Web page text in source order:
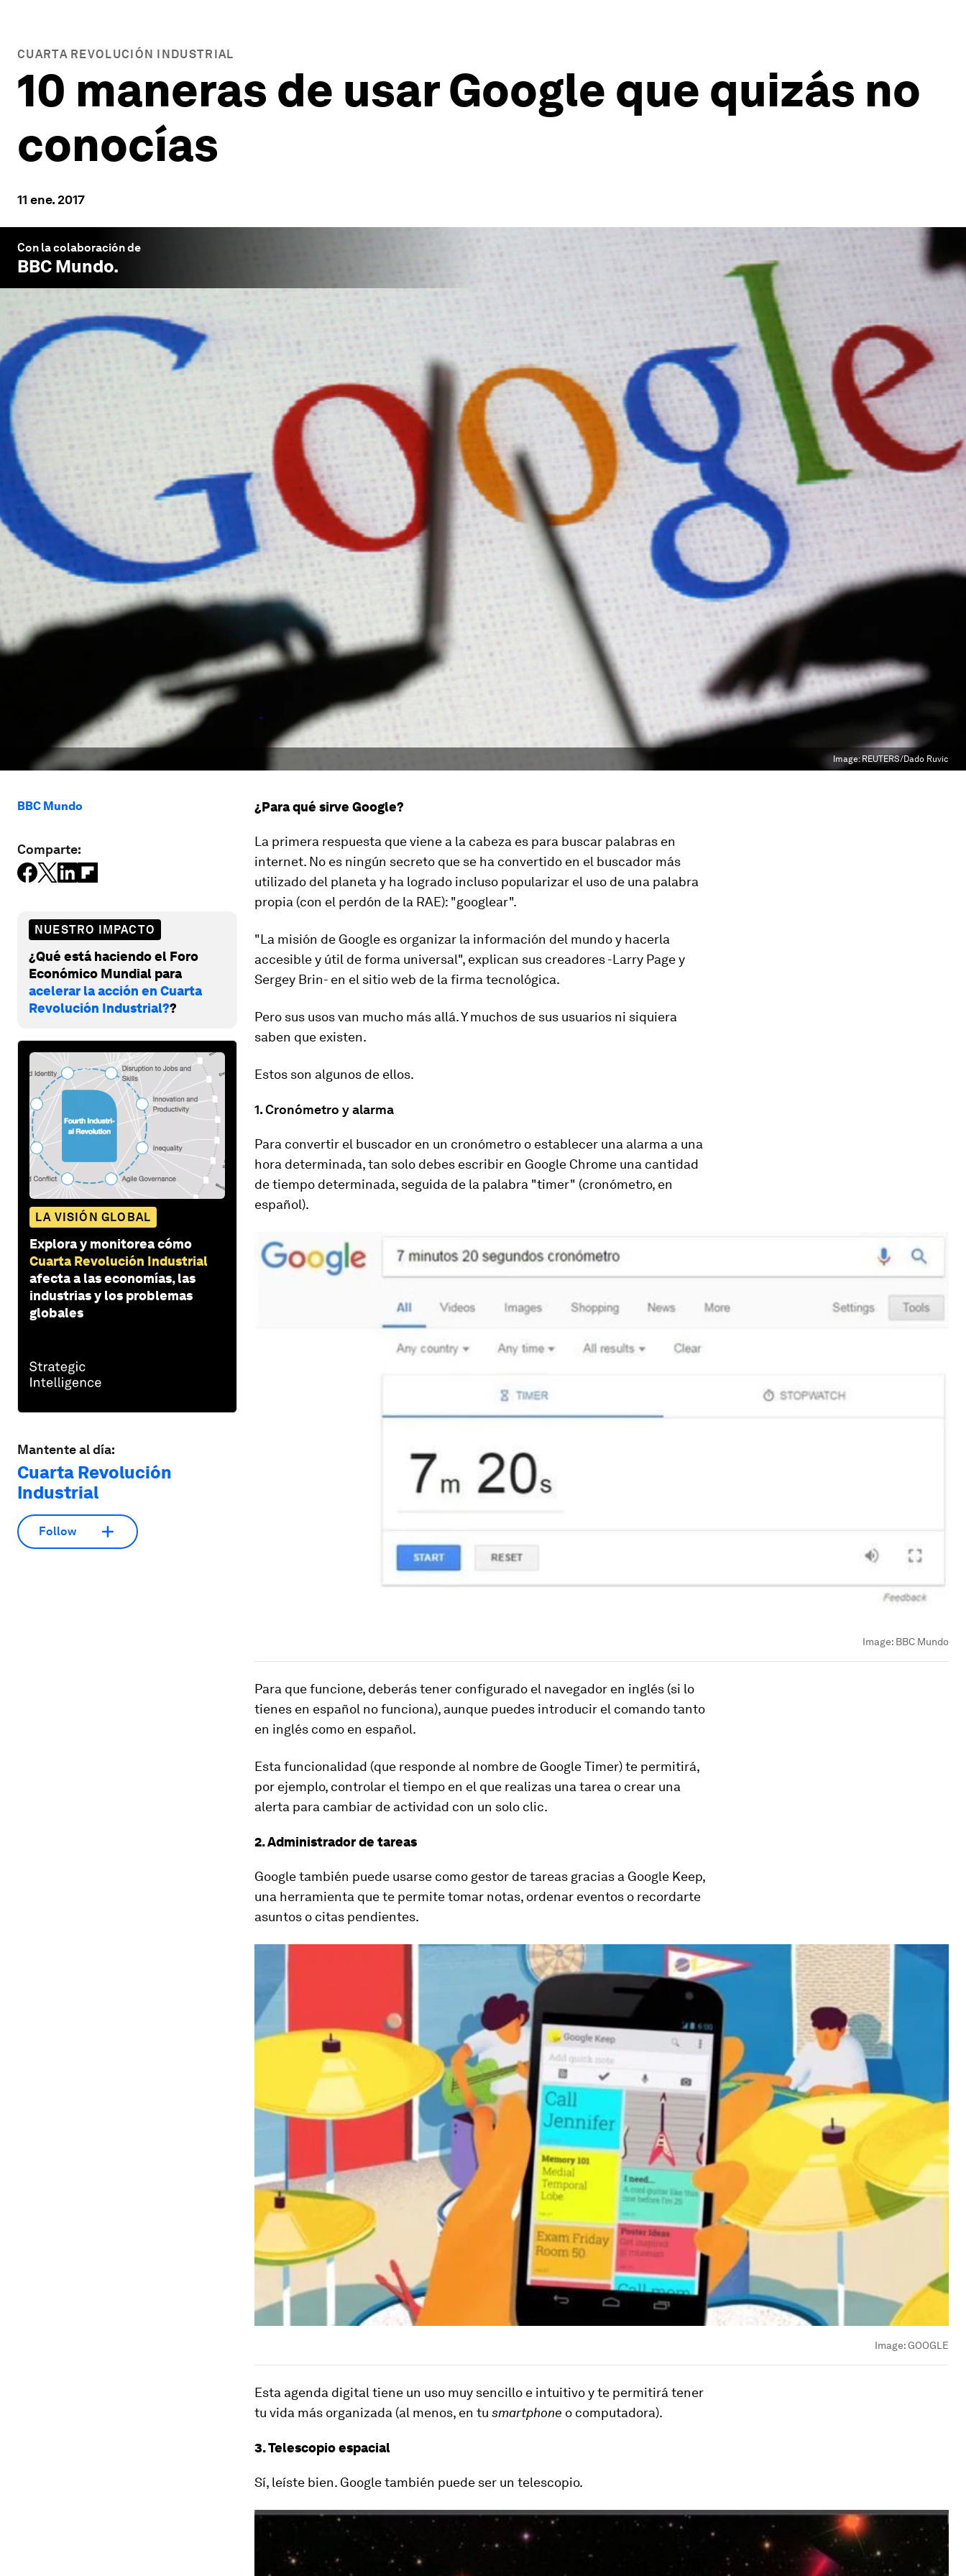
CUARTA REVOLUCIÓN INDUSTRIAL
10 maneras de usar Google que quizás no
conocías
11 ene. 2017
Con la colaboración de
BBC Mundo.
Image:REUTERS/Dado Ruvic
BBC Mundo
Comparte:
NUESTRO IMPACTO
¿Qué está haciendo el Foro
Económico Mundial para
acelerar la acción en Cuarta
Revolución Industrial??
LA VISIÓN GLOBAL
Explora y monitorea cómo
Cuarta Revolución Industrial
afecta a las economías, las
industrias y los problemas
globales
Mantente al día:
Cuarta Revolución
Industrial
Follow
¿Para qué sirve Google?
La primera respuesta que viene a la cabeza es para buscar palabras en
internet. No es ningún secreto que se ha convertido en el buscador más
utilizado del planeta y ha logrado incluso popularizar el uso de una palabra
propia (con el perdón de la RAE): "googlear".
"La misión de Google es organizar la información del mundo y hacerla
accesible y útil de forma universal", explican sus creadores -Larry Page y
Sergey Brin- en el sitio web de la firma tecnológica.
Pero sus usos van mucho más allá. Y muchos de sus usuarios ni siquiera
saben que existen.
Estos son algunos de ellos.
1. Cronómetro y alarma
Para convertir el buscador en un cronómetro o establecer una alarma a una
hora determinada, tan solo debes escribir en Google Chrome una cantidad
de tiempo determinada, seguida de la palabra "timer" (cronómetro, en
español).
Image: BBC Mundo
Para que funcione, deberás tener configurado el navegador en inglés (si lo
tienes en español no funciona), aunque puedes introducir el comando tanto
en inglés como en español.
Esta funcionalidad (que responde al nombre de Google Timer) te permitirá,
por ejemplo, controlar el tiempo en el que realizas una tarea o crear una
alerta para cambiar de actividad con un solo clic.
2. Administrador de tareas
Google también puede usarse como gestor de tareas gracias a Google Keep,
una herramienta que te permitetomar notas, ordenar eventos o recordarte
asuntos o citas pendientes.
Image:GOOGLE
Esta agenda digital tiene un uso muy sencillo e intuitivo y te permitirá tener
tu vida más organizada (al menos, en tu smartphone o computadora).
3. Telescopio espacial
Sí, leíste bien. Google también puede ser un telescopio.